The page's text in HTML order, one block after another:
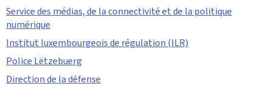
Service des médias, de la connectivité et de la politique
numérique
Institut luxembourgeois de régulation (ILR)
Police Lëtzebuerg
Direction de la défense